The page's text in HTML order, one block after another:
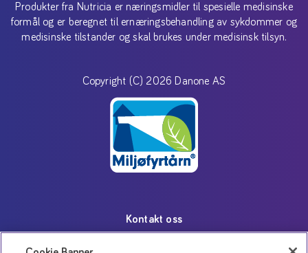
Produkter fra Nutricia er næringsmidler til spesielle medisinske
formål og er beregnet til ernæringsbehandling av sykdommer og
medisinske tilstander og skal brukes under medisinsk tilsyn.
Copyright (C) 2026 Danone AS
Kontakt oss